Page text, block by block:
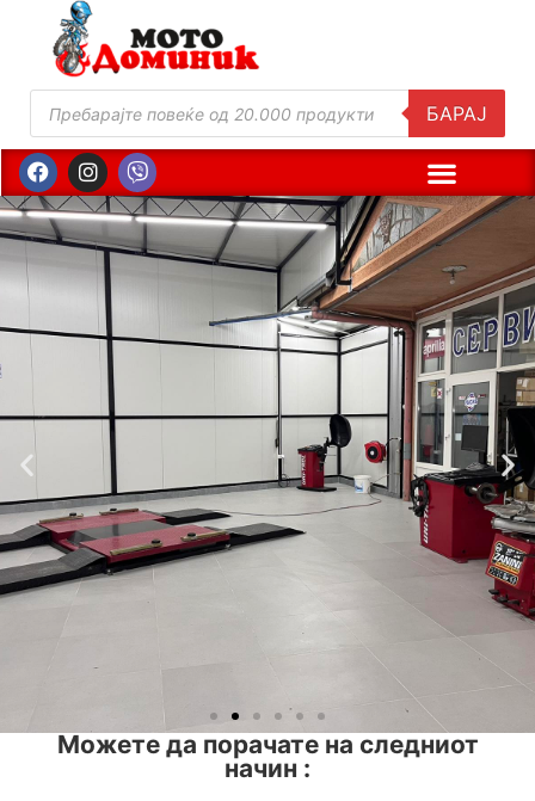
БАРАЈ
Можете да порачате на следниот
начин :